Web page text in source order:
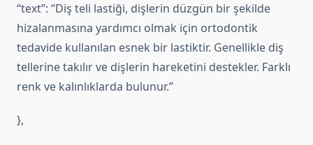
“text”: “Diş teli lastiği, dişlerin düzgün bir şekilde
hizalanmasına yardımcı olmak için ortodontik
tedavide kullanılan esnek bir lastiktir. Genellikle diş
tellerine takılır ve dişlerin hareketini destekler. Farklı
renk ve kalınlıklarda bulunur.”
},